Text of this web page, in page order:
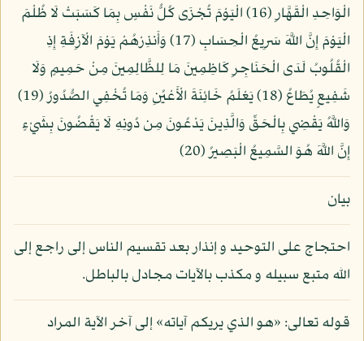
الْوَاحِدِ الْقَهَّارِ (16) الْيَوْمَ تُجْزَى كُلُّ نَفْسٍ بِمَا كَسَبَتْ لَا ظُلْمَ
الْيَوْمَ إِنَّ اللَّهَ سَرِيعُ الْحِسَابِ (17) وَأَنذِرْهُمْ يَوْمَ الْآزِفَةِ إِذِ
الْقُلُوبُ لَدَى الْحَنَاجِرِ كَاظِمِينَ مَا لِلظَّالِمِينَ مِنْ حَمِيمٍ وَلَا
شَفِيعٍ يُطَاعُ (18) يَعْلَمُ خَائِنَةَ الْأَعْيُنِ وَمَا تُخْفِي الصُّدُورُ (19)
وَاللَّهُ يَقْضِي بِالْحَقِّ وَالَّذِينَ يَدْعُونَ مِن دُونِهِ لَا يَقْضُونَ بِشَيْءٍ
إِنَّ اللَّهَ هُوَ السَّمِيعُ الْبَصِيرُ (20)
بيان
احتجاج على التوحيد و إنذار بعد تقسيم الناس إلى راجع إلى
الله متبع سبيله و مكذب بالآيات مجادل بالباطل.
قوله تعالى: «هو الذي يريكم آياته» إلى آخر الآية المراد